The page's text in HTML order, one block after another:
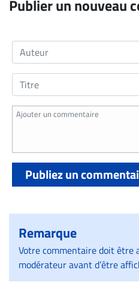
Publier un nouveau
Publiez un
Remarque
Votre commentaire doit être
modérateur avant d’être